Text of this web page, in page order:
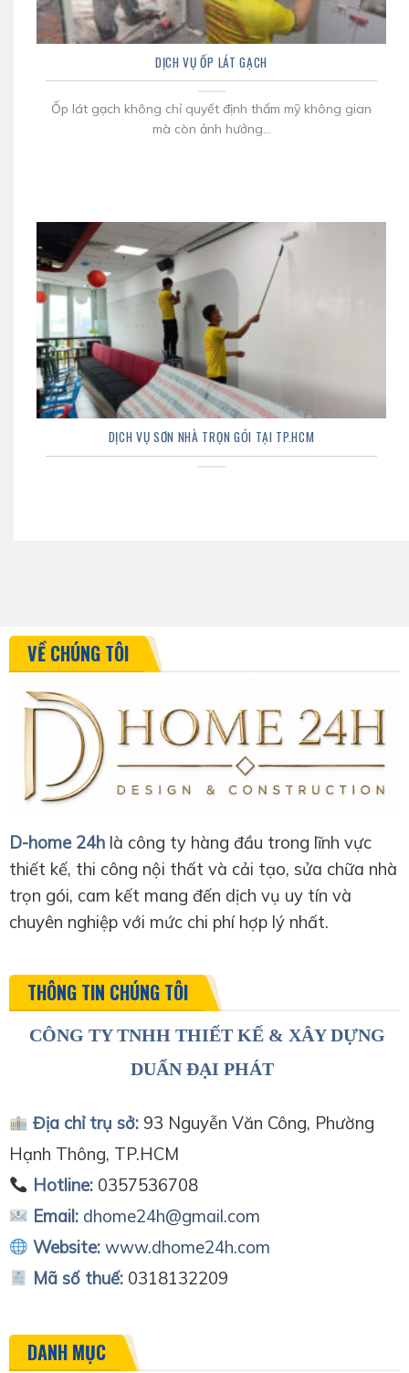
DỊCH VỤ ỐP LÁT GẠCH
Ốp lát gạch không chỉ quyết định thẩm mỹ không gian
mà còn ảnh hưởng...
DỊCH VỤ SƠN NHÀ TRỌN GÓI TẠI TP.HCM
VỀ CHÚNG TÔI
D-home 24h là công ty hàng đầu trong lĩnh vực
thiết kế, thi công nội thất và cải tạo, sửa chữa nhà
trọn gói, cam kết mang đến dịch vụ uy tín và
chuyên nghiệp với mức chi phí hợp lý nhất.
THÔNG TIN CHÚNG TÔI
CÔNG TY TNHH THIẾT KẾ & XÂY DỰNG
DUẨN ĐẠI PHÁT
Địa chỉ trụ sở:93 Nguyễn Văn Công, Phường
Hạnh Thông, TP.HCM
Hotline:0357536708
Email: dhome24h@gmail.com
Website: www.dhome24h.com
Mã số thuế: 0318132209
DANH MỤC